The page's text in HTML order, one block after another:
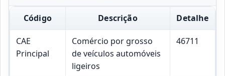
Código Descrição Detalhe
CAE
Principal
Comércio por grosso
de veículos automóveis
ligeiros
46711